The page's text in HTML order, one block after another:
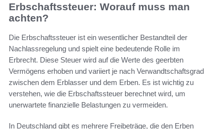
Erbschaftssteuer: Worauf muss man
achten?
Die Erbschaftssteuer ist ein wesentlicher Bestandteil der
Nachlassregelung und spielt eine bedeutende Rolle im
Erbrecht. Diese Steuer wird auf die Werte des geerbten
Vermögens erhoben und variiert je nach Verwandtschaftsgrad
zwischen dem Erblasser und dem Erben. Es ist wichtig zu
verstehen, wie die Erbschaftssteuer berechnet wird, um
unerwartete finanzielle Belastungen zu vermeiden.
In Deutschland gibt es mehrere Freibeträge, die den Erben